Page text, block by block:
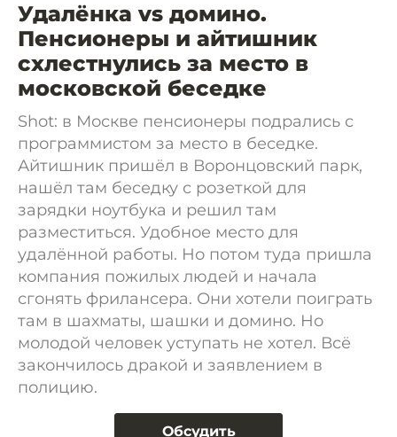
Удалёнка vs домино.
Пенсионеры и айтишник
схлестнулись за место в
московской беседке
Shot: в Москве пенсионеры подрались с
программистом за место в беседке.
Айтишник пришёл в Воронцовский парк,
нашёл там беседку с розеткой для
зарядки ноутбука и решил там
разместиться. Удобное место для
удалённой работы. Но потом туда пришла
компания пожилых людей и начала
сгонять фрилансера. Они хотели поиграть
там в шахматы, шашки и домино. Но
молодой человек уступать не хотел. Всё
закончилось дракой и заявлением в
полицию.
Обсудить